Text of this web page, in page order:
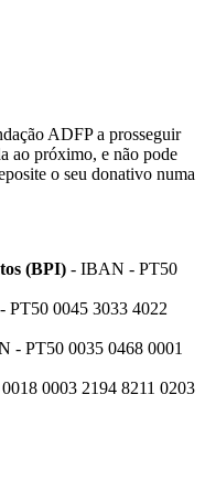
ADFP a prosseguir
ao próximo, e não pode
o seu donativo numa
(BPI) - IBAN - PT50
PT50 0045 3033 4022
- PT50 0035 0468 0001
0003 2194 8211 0203